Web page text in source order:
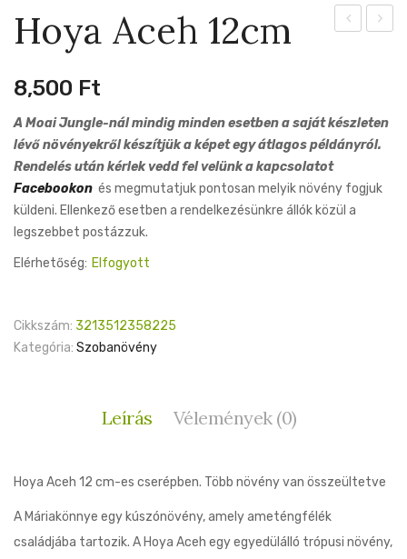
21cm
Hoya Aceh 12cm
8,500 Ft
A Moai Jungle-nál mindig minden esetben a saját készleten
lévő növényekről készítjük a képet egy átlagos példányról.
Rendelés után kérlek vedd fel velünk a kapcsolatot
Facebookon és megmutatjuk pontosan melyik növény fogjuk
küldeni. Ellenkező esetben a rendelkezésünkre állók közül a
legszebbet postázzuk.
Elérhetőség: Elfogyott
Cikkszám: 3213512358225
Kategória: Szobanövény
Leírás Vélemények (0)
Hoya Aceh 12 cm-es cserépben. Több növény van összeültetve
A Máriakönnye egy kúszónövény, amely ameténgfélék
családjába tartozik. A Hoya Aceh egy egyedülálló trópusi növény,